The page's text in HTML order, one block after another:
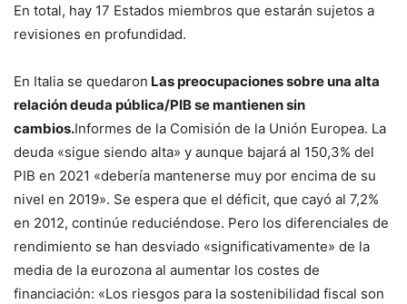
En total, hay 17 Estados miembros que estarán sujetos a
revisiones en profundidad.
En Italia se quedaron Las preocupaciones sobre una alta
relación deuda pública/PIB se mantienen sin
cambios.Informes de la Comisión de la Unión Europea. La
deuda «sigue siendo alta» y aunque bajará al 150,3% del
PIB en 2021 «debería mantenerse muy por encima de su
nivel en 2019». Se espera que el déficit, que cayó al 7,2%
en 2012, continúe reduciéndose. Pero los diferenciales de
rendimiento se han desviado «significativamente» de la
media de la eurozona al aumentar los costes de
financiación: «Los riesgos para la sostenibilidad fiscal son